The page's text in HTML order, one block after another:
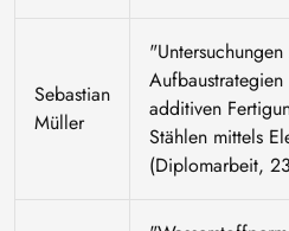
Sebastian
Müller
additiven
Stählen mittels
(Diplomarbeit,